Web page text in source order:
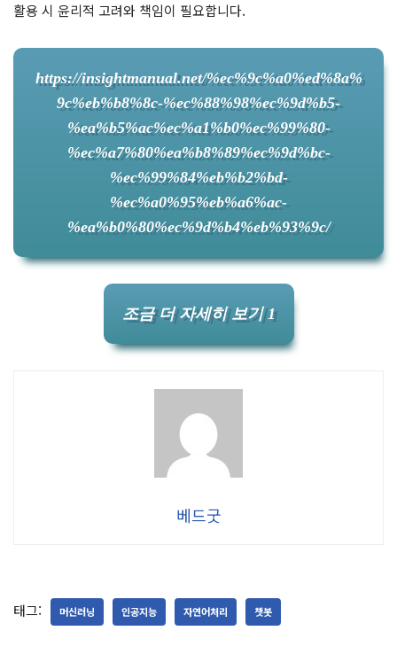
활용 시 윤리적 고려와 책임이 필요합니다.
https://insightmanual.net/%ec%9c%a0%ed%8a%
9c%eb%b8%8c-%ec%88%98%ec%9d%b5-
%ea%b5%ac%ec%a1%b0%ec%99%80-
%ec%a7%80%ea%b8%89%ec%9d%bc-
%ec%99%84%eb%b2%bd-
%ec%a0%95%eb%a6%ac-
%ea%b0%80%ec%9d%b4%eb%93%9c/
조금 더 자세히 보기 1
베드굿
태그: 머신러닝 인공지능 자연어처리 챗봇